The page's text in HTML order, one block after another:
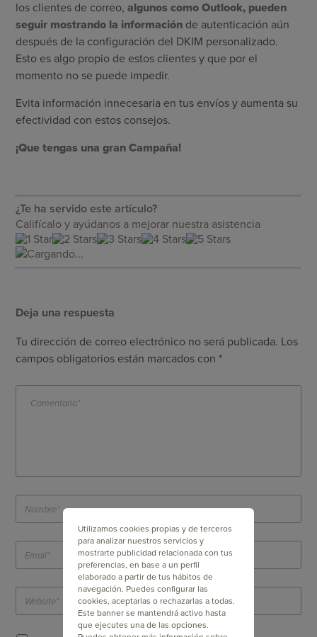
los clientes de correo,algunos como Outlook, pueden
seguir mostrando la información de autenticación aún
después de la configuración del DKIM personalizado.
Esto es algo propio de estos clientes y que por el
momento no se puede impedir.
Evita información innecesaria en tus envíos y aumenta su
efectividad con estos consejos.
¡Que tengas una gran Campaña!
¿Te ha servido este artículo?
Califícalo y ayúdanos a mejorar nuestra asistencia
Cargando...
Deja una respuesta
Tu dirección de correo electrónico no será publicada. Los
campos obligatorios están marcados con *
Utilizamos cookies propias y de terceros
para analizar nuestros servicios y
mostrarte publicidad relacionada con tus
preferencias, en base a un perfil
elaborado a partir de tus hábitos de
navegación. Puedes configurar las
cookies, aceptarlas o rechazarlas a todas.
Este banner se mantendrá activo hasta
que ejecutes una de las opciones.